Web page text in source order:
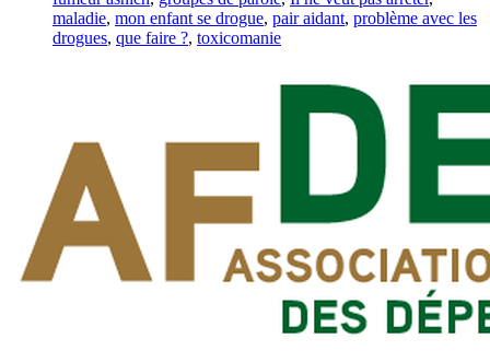
maladie, mon enfant se drogue, pair aidant, problème avec les
drogues, que faire ?, toxicomanie